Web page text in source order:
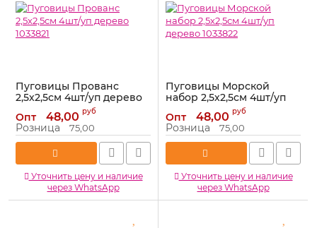
Пуговицы Прованс
2,5х2,5см 4шт/уп дерево
Артикул: 1033821
Опт 48,00 руб
Розница 75,00
Уточнить цену и наличие
через WhatsApp
Пуговицы Морской
набор 2,5х2,5см 4шт/уп
дерево 1033822
Артикул: 1033822
Опт 48,00 руб
Розница 75,00
Уточнить цену и наличие
через WhatsApp